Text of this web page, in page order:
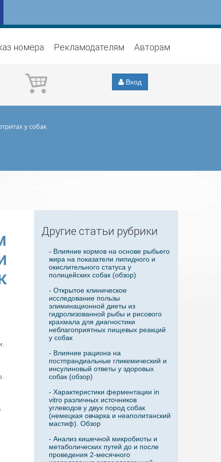
номера Рекламодателям Авторам
Вход
у собак
Другие статьи рубрики
- Влияние кормов на основе рыбьего
жира на показатели липидного и
окислительного статуса у
полицейских собак (обзор)
- Открытое клиническое
исследование пользы
элиминационной диеты из
гидролизованной рыбы и рисового
крахмала для диагностики
неблагоприятных пищевых реакций
у собак
- Влияние рациона на
постпрандиальные гликемический и
инсулиновый ответы у здоровых
собак (обзор)
- Характеристики ферментации in
vitro различных источников
углеводов у двух пород собак
(немецкая овчарка и неаполитанский
мастиф). Обзор
- Анализ кишечной микробиоты и
метаболических путей до и после
проведения 2-месячного